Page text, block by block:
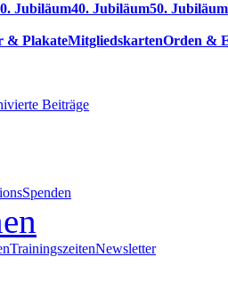
Jubiläum40. Jubiläum50. Jubiläum
& PlakateMitgliedskartenOrden &
Beiträge
Spenden
TrainingszeitenNewsletter